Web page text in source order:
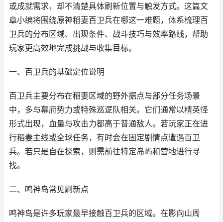
或成就需求，却不清楚具体刷新位置与触发方式。这篇文
章小编将围绕原神稻妻百卫兵在哪这一难题，体系梳理百
卫兵的分布区域、出现条件、战斗技巧与效率路线，帮助
玩家更高效地完成挑战与收集目标。
一、百卫兵的基础定位说明
百卫兵主要分布在稻妻区域的野外据点与部分任务场景
中，多与幕府势力或特殊巡逻队相关。它们通常以精英怪
形式出现，血量与攻击力都高于普通敌人。若玩家正在进
行稻妻主线或全球任务，有时会在固定剧情点遭遇百卫
兵。若只是自在探索，则需前往特定岛屿和营地进行寻
找。
二、鸣神岛常见刷新点
鸣神岛是许多玩家最早接触百卫兵的区域。在影向山周